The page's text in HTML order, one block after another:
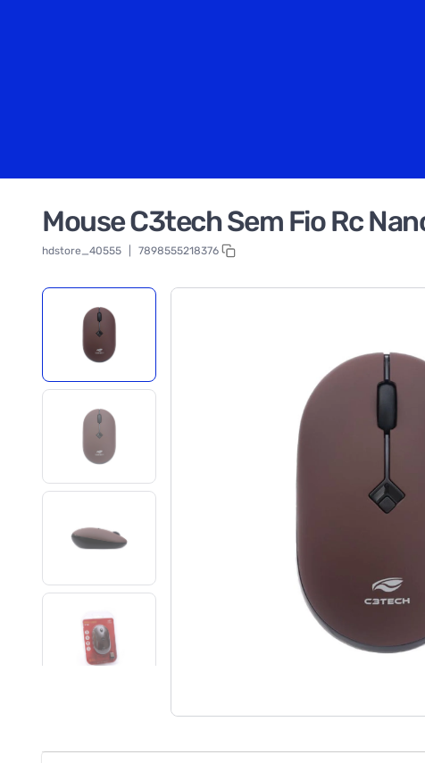
Mouse C3tech Sem Fio Rc
hdstore_40555 7898555218376